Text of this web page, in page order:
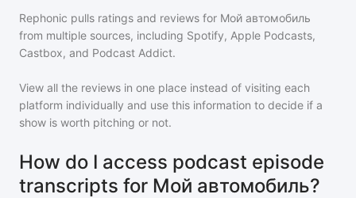
Rephonic pulls ratings and reviews for Мой автомобиль
from multiple sources, including Spotify, Apple Podcasts,
Castbox, and Podcast Addict.
View all the reviews in one place instead of visiting each
platform individually and use this information to decide if a
show is worth pitching or not.
How do I access podcast episode
transcripts for Мой автомобиль?